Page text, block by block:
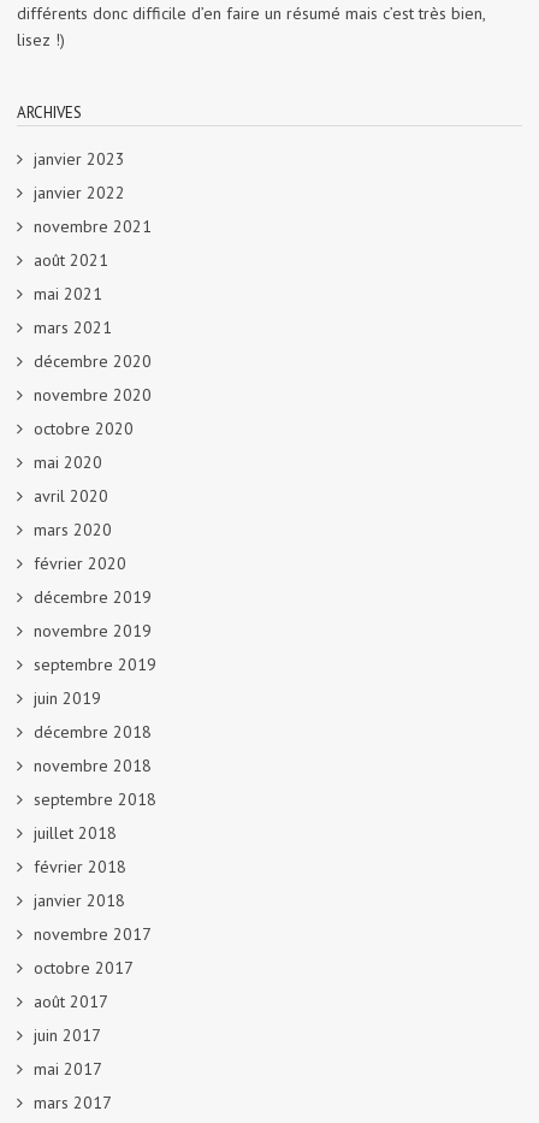
différents donc difficile d’en faire un résumé mais c’est très bien,
lisez !)
ARCHIVES
janvier 2023
janvier 2022
novembre 2021
août 2021
mai 2021
mars 2021
décembre 2020
novembre 2020
octobre 2020
mai 2020
avril 2020
mars 2020
février 2020
décembre 2019
novembre 2019
septembre 2019
juin 2019
décembre 2018
novembre 2018
septembre 2018
juillet 2018
février 2018
janvier 2018
novembre 2017
octobre 2017
août 2017
juin 2017
mai 2017
mars 2017